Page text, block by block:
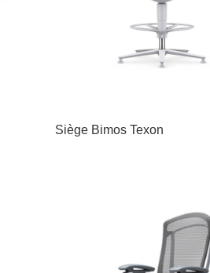
Siège Bimos Texon